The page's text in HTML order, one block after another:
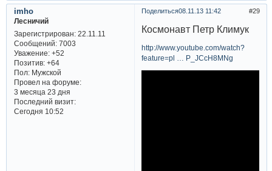
Поделиться 29
08.11.13 11:42
imho
Лесничий
Зарегистрирован: 22.11.11
Сообщений:7003
Уважение: +52
Позитив: +64
Пол:Мужской
Провел на форуме:
3 месяца 23 дня
Последний визит:
Сегодня 10:52
Космонавт Петр Климук
http://www.youtube.com/watch?
feature=pl … P_JCcH8MNg